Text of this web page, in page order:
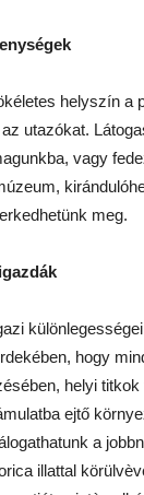
helyszín a
utazókat.
vagy
meg.
hogy
helyi
ejtő
a
illattal